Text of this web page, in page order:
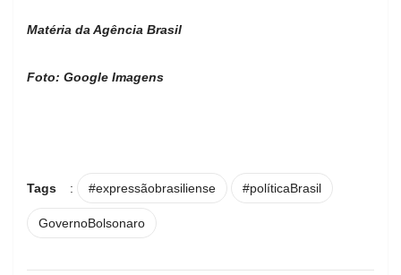
Matéria da Agência Brasil
Foto: Google Imagens
Tags : #expressãobrasiliense #políticaBrasil
GovernoBolsonaro